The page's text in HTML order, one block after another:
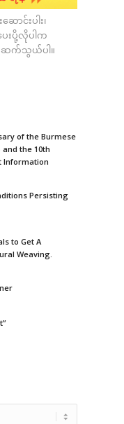
ာင်းပါး၊
ေးပို့လိုပါက
က်သွယ်ပါ။
of the Burmese
and the 10th
Information
Persisting
to Get A
Weaving.